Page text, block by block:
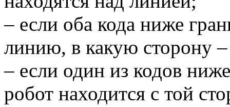
– если оба кода ниже
линию, в какую сторону –
– если один из кодов
робот находится с той